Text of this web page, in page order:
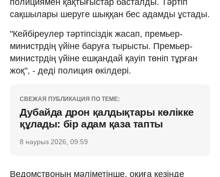
сақшылары шеруге шыққан бес адамды ұстады.
"Кейбіреулер тәртіпсіздік жасап, премьер-
министрдің үйіне баруға тырысты. Премьер-
министрдің үйіне ешқандай қауіп төніп тұрған
жоқ", - деді полиция өкілдері.
СВЕЖАЯ ПУБЛИКАЦИЯ ПО ТЕМЕ:
Дубайда дрон қалдықтары көлікке
құлады: бір адам қаза тапты
8 наурыз 2026, 09:59
Ведомствоның мәліметінше, оқиға кезінде